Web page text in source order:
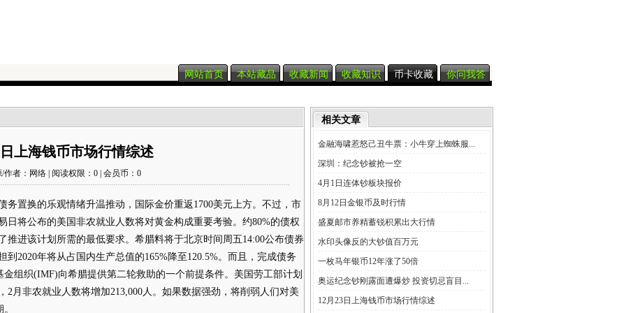
网站首页 本站藏品 收藏新闻 收藏知识 币卡收藏 你问我答
上海钱币市场行情综述
作者：网络 | 阅读权限：0 | 会员币：0
换的乐观情绪升温推动，国际金价重返1700美元上方。不过，市
日将公布的美国非农就业人数将对黄金构成重要考验。约80%的债权
推进该计划所需的最低要求。希腊料将于北京时间周五14:00公布债券
2020年将从占国内生产总值的165%降至120.5%。而且，完成债务
组织(IMF)向希腊提供第二轮救助的一个前提条件。美国劳工部计划
月非农就业人数将增加213,000人。如果数据强劲，将削弱人们对美
相关文章
金融海啸惹怒己丑牛票：小牛穿上蜘蛛服...
深圳：纪念钞被抢一空
4月1日连体钞板块报价
8月12日金银币及时行情
盛夏邮市养精蓄锐积累出大行情
水印头像反的大钞值百万元
一枚马年银币12年涨了50倍
奥运纪念钞刚露面遭爆炒 投资切忌盲目...
12月23日上海钱币市场行情综述